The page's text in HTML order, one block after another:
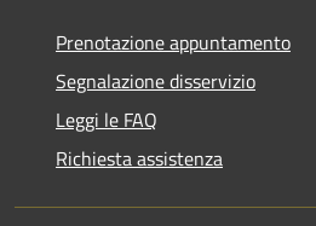
Prenotazione appuntamento
Segnalazione disservizio
Leggi le FAQ
Richiesta assistenza